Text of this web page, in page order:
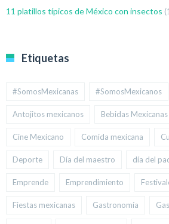
11 platillos típicos de México con insectos
Etiquetas
#SomosMexicanas #SomosMexicanos
Antojitos mexicanos Bebidas Mexicanas
Cine Mexicano Comida mexicana
Deporte Día del maestro día del
Emprende Emprendimiento
Fiestas mexicanas Gastronomía